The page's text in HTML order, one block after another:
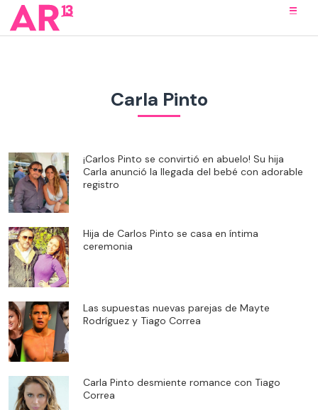
Carla Pinto
¡Carlos Pinto se convirtió en abuelo! Su hija
Carla anunció la llegada del bebé con adorable
registro
Hija de Carlos Pinto se casa en íntima
ceremonia
Las supuestas nuevas parejas de Mayte
Rodríguez y Tiago Correa
Carla Pinto desmiente romance con Tiago
Correa